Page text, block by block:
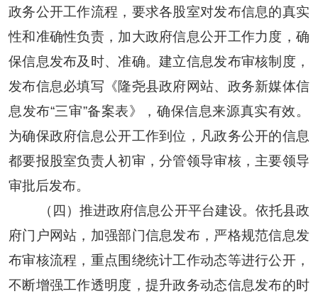
政务公开工作流程，要求各股室对发布信息的真实
性和准确性负责，加大政府信息公开工作力度，确
保信息发布及时、准确。建立信息发布审核制度，
发布信息必填写《隆尧县政府网站、政务新媒体信
息发布“三审”备案表》，确保信息来源真实有效。
为确保政府信息公开工作到位，凡政务公开的信息
都要报股室负责人初审，分管领导审核，主要领导
审批后发布。
（四）推进政府信息公开平台建设。 依托县政
府门户网站，加强部门信息发布，严格规范信息发
布审核流程，重点围绕统计工作动态等进行公开，
不断增强工作透明度，提升政务动态信息发布的时